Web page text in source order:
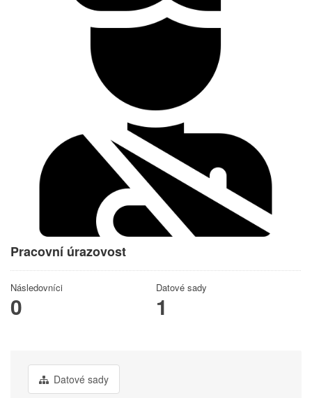
Pracovní úrazovost
Následovníci
0
Datové sady
1
Datové sady